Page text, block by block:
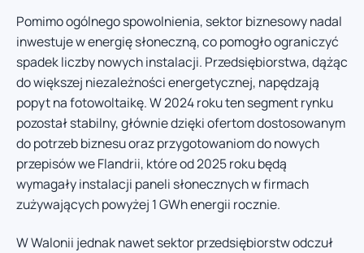
Pomimo ogólnego spowolnienia, sektor biznesowy nadal
inwestuje w energię słoneczną, co pomogło ograniczyć
spadek liczby nowych instalacji. Przedsiębiorstwa, dążąc
do większej niezależności energetycznej, napędzają
popyt na fotowoltaikę. W 2024 roku ten segment rynku
pozostał stabilny, głównie dzięki ofertom dostosowanym
do potrzeb biznesu oraz przygotowaniom do nowych
przepisów we Flandrii, które od 2025 roku będą
wymagały instalacji paneli słonecznych w firmach
zużywających powyżej 1 GWh energii rocznie.
W Walonii jednak nawet sektor przedsiębiorstw odczuł